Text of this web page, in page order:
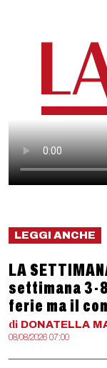
LEGGI ANCHE
LA
settimana 3-
ferie ma il
di DONATELLA
08/08/2026 07:00